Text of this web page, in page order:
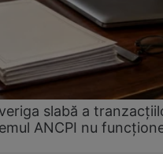
slabă a
ANCPI nu